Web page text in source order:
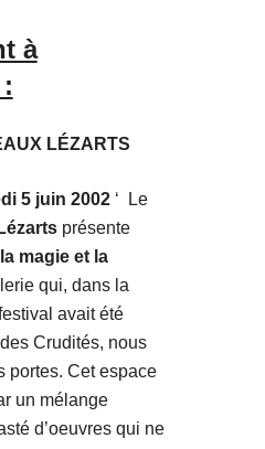
à
LÉZARTS
5 juin 2002‘
Le
présente
magie et la
qui, dans la
avait été
Crudités, nous
portes. Cet espace
un mélange
d’oeuvres qui ne